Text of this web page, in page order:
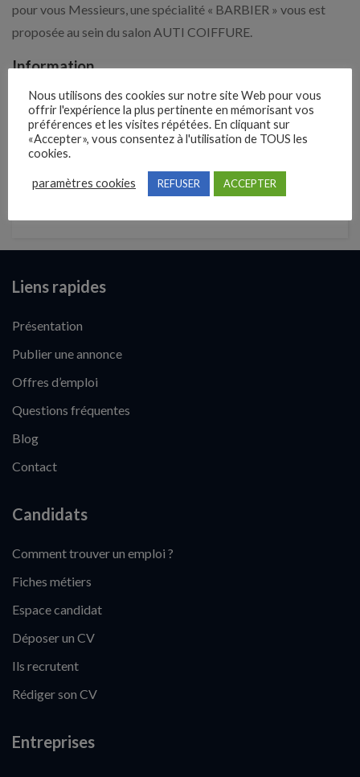
pour vous Messieurs, une spécialité « BARBIER » vous est
proposée au sein du salon AUTI COIFFURE.
Information
Localisation
47 rue Berthie Albrecht, 95210 Saint Gratien
Depuis
Liens rapides
Présentation
Publier une annonce
Offres d’emploi
Questions fréquentes
Blog
Contact
Candidats
Comment trouver un emploi ?
Fiches métiers
Espace candidat
Déposer un CV
Ils recrutent
Rédiger son CV
Entreprises
Nous utilisons des cookies sur notre site Web pour vous
offrir l'expérience la plus pertinente en mémorisant vos
préférences et les visites répétées. En cliquant sur
«Accepter», vous consentez à l'utilisation de TOUS les
cookies.
paramètres cookies REFUSER ACCEPTER